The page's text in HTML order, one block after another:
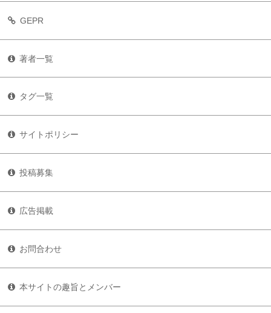
GEPR
著者一覧
タグ一覧
サイトポリシー
投稿募集
広告掲載
お問合わせ
本サイトの趣旨とメンバー